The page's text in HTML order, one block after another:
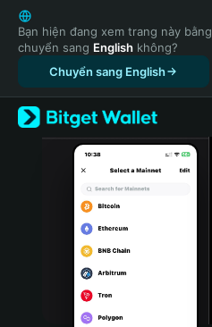
English
日本語
Tiếng Việt
Русский
Español (Latinoamérica)
Türkçe
Italiano
Português (Portugal)
Bahasa Indonesia
Bạn hiện đang xem trang này bằng
chuyển sang English không?
Chuyển sang English